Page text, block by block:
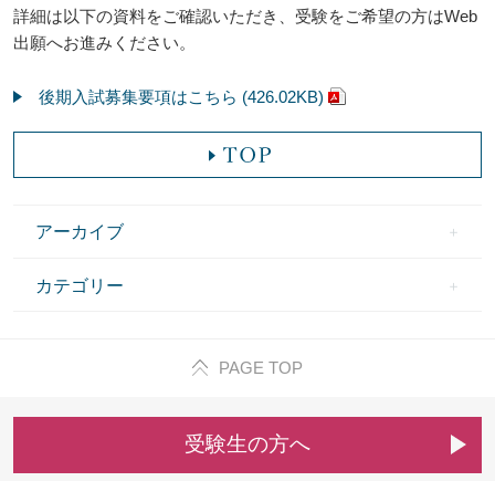
詳細は以下の資料をご確認いただき、受験をご希望の方はWeb
出願へお進みください。
後期入試募集要項はこちら (426.02KB)
アーカイブ
カテゴリー
PAGE TOP
受験生の方へ